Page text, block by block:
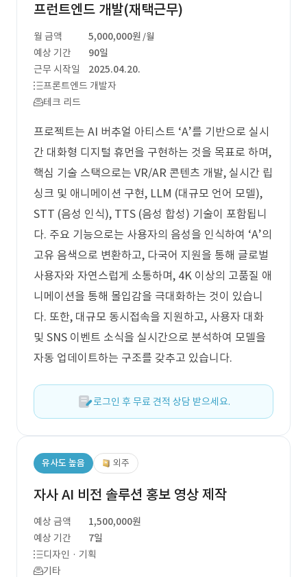
프런트엔드 개발(재택근무)
월 금액 5,000,000원 /월
예상 기간
90일
근무 시작일
2025.04.20.
프론트엔드 개발자
테크 리드
프로젝트는 AI 버추얼 아티스트 ‘A’를 기반으로 실시
간 대화형 디지털 휴먼을 구현하는 것을 목표로 하며,
핵심 기술 스택으로는 VR/AR 콘텐츠 개발, 실시간 립
싱크 및 애니메이션 구현, LLM (대규모 언어 모델),
STT (음성 인식), TTS (음성 합성) 기술이 포함됩니
다. 주요 기능으로는 사용자의 음성을 인식하여 ‘A’의
고유 음색으로 변환하고, 다국어 지원을 통해 글로벌
사용자와 자연스럽게 소통하며, 4K 이상의 고품질 애
니메이션을 통해 몰입감을 극대화하는 것이 있습니
다. 또한, 대규모 동시접속을 지원하고, 사용자 대화
및 SNS 이벤트 소식을 실시간으로 분석하여 모델을
자동 업데이트하는 구조를 갖추고 있습니다.
로그인 후 무료 견적 상담 받으세요.
유사도 높음 외주
자사 AI 비전 솔루션 홍보 영상 제작
예상 금액
1,500,000원
예상 기간
7일
디자인 · 기획
기타